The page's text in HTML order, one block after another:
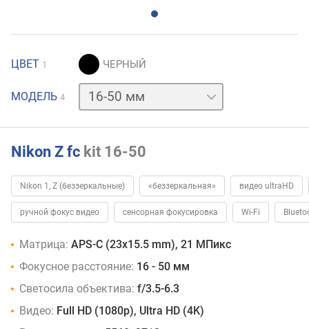
ЦВЕТ 1
МОДЕЛЬ 4
16-
250
ммbody
Nikon Z fc kit 16-50
Nikon 1, Z (беззеркальные) «беззеркальная» видео ultraHD
ручной фокус видео сенсорная фокусировка Wi-Fi
Матрица: APS-C (23x15.5 mm), 21 МПикс
Фокусное расстояние: 16 - 50 мм
Светосила объектива: f/3.5-6.3
Видео: Full HD (1080p), Ultra HD (4K)